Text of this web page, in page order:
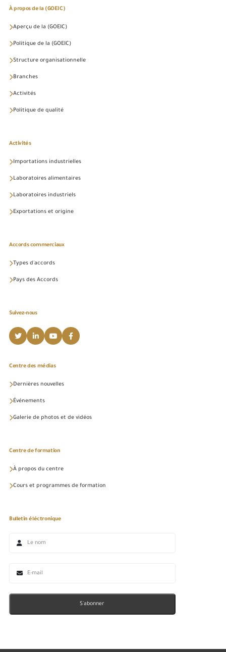
À propos de la (GOEIC)
Aperçu de la (GOEIC)
Politique de la (GOEIC)
Structure organisationnelle
Branches
Activités
Politique de qualité
Activités
Importations industrielles
Laboratoires alimentaires
Laboratoires industriels
Exportations et origine
Accords commerciaux
Types d'accords
Pays des Accords
Suivez-nous
Centre des médias
Dernières nouvelles
Événements
Galerie de photos et de vidéos
Centre de formation
À propos du centre
Cours et programmes de formation
Bulletin éléctronique
S'abonner